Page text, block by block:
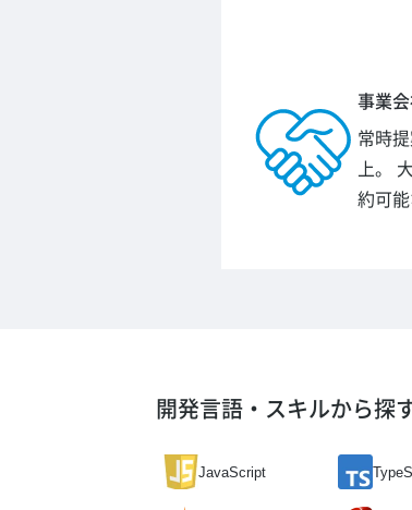
事業
常時
上。
約可能
開発言語・スキルから探
JavaScript